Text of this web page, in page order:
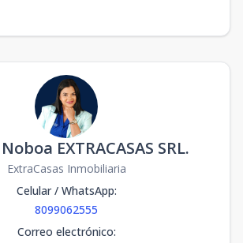
EXTRACASAS SRL.
ExtraCasas Inmobiliaria
Celular / WhatsApp:
8099062555
Correo electrónico: